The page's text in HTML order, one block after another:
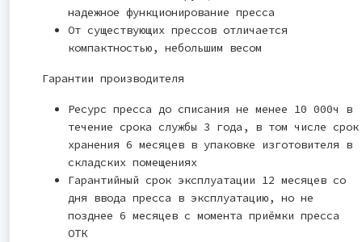
надежное функционирование пресса
От существующих прессов отличается
компактностью, небольшим весом
Гарантии производителя
Ресурс пресса до списания не менее 10 000ч в
течение срока службы 3 года, в том числе срок
хранения 6 месяцев в упаковке изготовителя в
складских помещениях
Гарантийный срок эксплуатации 12 месяцев со
дня ввода пресса в эксплуатацию, но не
позднее 6 месяцев с момента приёмки пресса
ОТК